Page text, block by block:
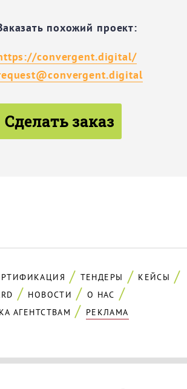
похожий проект:
convergent.digital/
Сделать заказ
ТЕНДЕРЫ
КЕЙСЫ
НОВОСТИ
О НАС
АГЕНТСТВАМ
РЕКЛАМА